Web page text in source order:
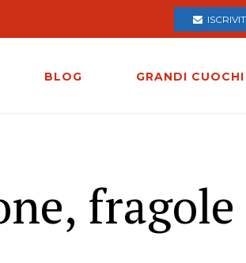
BLOG GRANDI CUOCHI
fragole